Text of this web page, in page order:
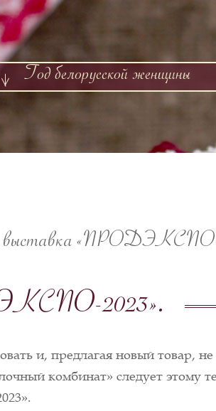
Год белорусской женщины
выставка «ПРОДЭКСПО-
2023».
и, предлагая новый товар, не
комбинат» следует этому